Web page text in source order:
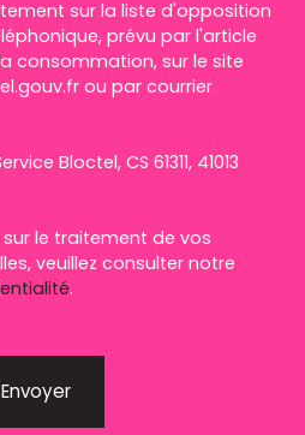
sur la liste d'opposition
prévu par l'article
consommation, sur le site
ou par courrier
Bloctel, CS 61311, 41013
le traitement de vos
veuillez consulter notre
.
Envoyer